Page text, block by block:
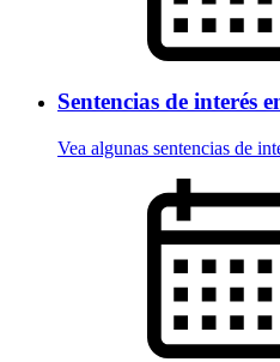
Sentencias de interés
Vea algunas sentencias de